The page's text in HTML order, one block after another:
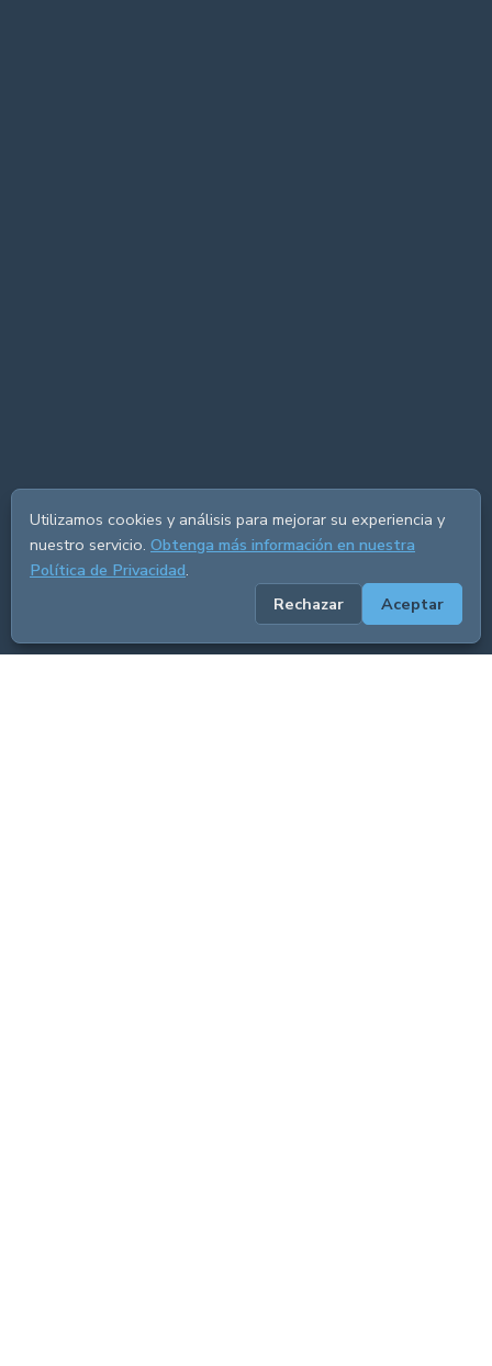
Utilizamos cookies y análisis para mejorar su experiencia y
nuestro servicio. Obtenga más información en nuestra
Política de Privacidad.
Rechazar
Aceptar